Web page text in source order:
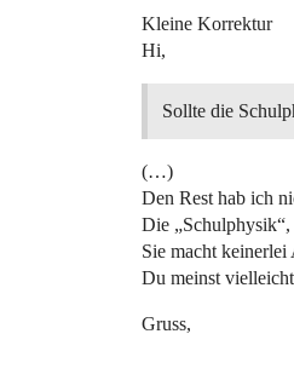
Kleine Korrektur
Hi,
Sollte die
(…)
Den Rest hab ich
Die
Sie macht
Du meinst
Gruss,